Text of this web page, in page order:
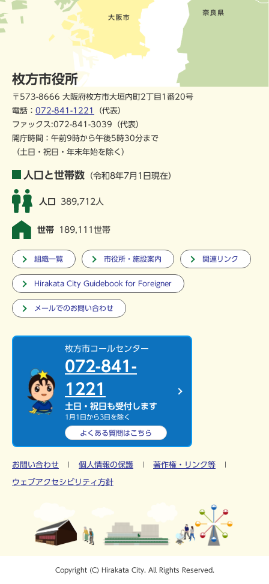
枚方市役所
〒573-8666 大阪府枚方市大垣内町2丁目1番20号
電話： 072-841-1221
（代表）
ファックス:072-841-3039（代表）
開庁時間：午前9時から午後5時30分まで
（土日・祝日・年末年始を除く）
人口と世帯数 （令和8年7月1日現在）
人口 389,712人
世帯 189,111世帯
組織一覧 市役所・施設案内 関連リンク
Hirakata City Guidebook for Foreigner
メールでのお問い合わせ
枚方市コールセンター
072-841-
1221
土日・祝日も受付します
1月1日から3日を除く
よくある質問はこちら
お問い合わせ 個人情報の保護 著作権・リンク等
ウェブアクセシビリティ方針
Copyright (C) Hirakata City. All Rights Reserved.